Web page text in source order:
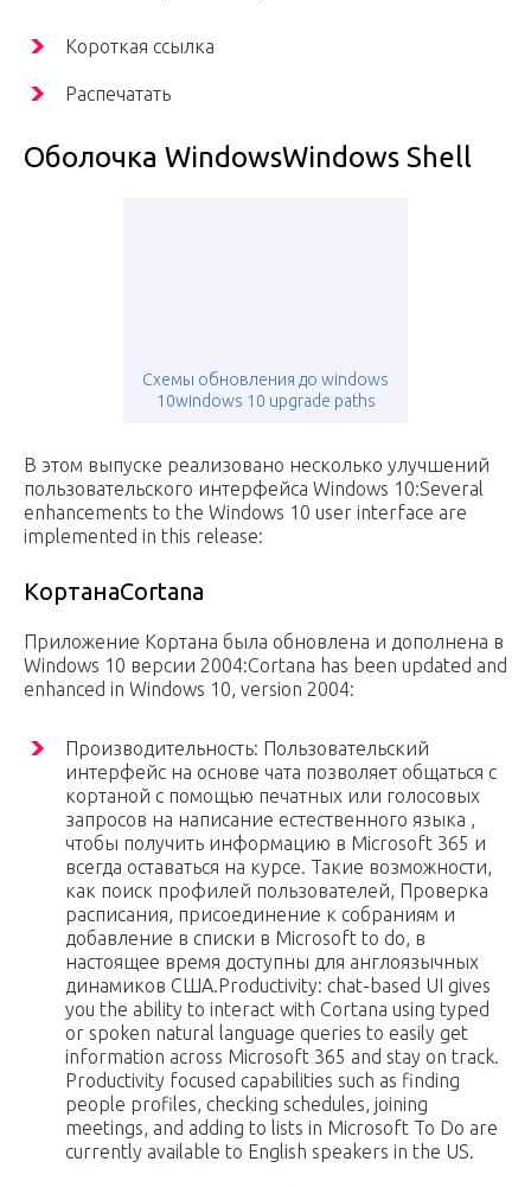
Короткая ссылка
Распечатать
Оболочка WindowsWindows Shell
Схемы обновления до windows
10windows 10 upgrade paths
В этом выпуске реализовано несколько улучшений
пользовательского интерфейса Windows 10:Several
enhancements to the Windows 10 user interface are
implemented in this release:
КортанаCortana
Приложение Кортана была обновлена и дополнена в
Windows 10 версии 2004:Cortana has been updated and
enhanced in Windows 10, version 2004:
Производительность: Пользовательский
интерфейс на основе чата позволяет общаться с
кортаной с помощью печатных или голосовых
запросов на написание естественного языка ,
чтобы получить информацию в Microsoft 365 и
всегда оставаться на курсе. Такие возможности,
как поиск профилей пользователей, Проверка
расписания, присоединение к собраниям и
добавление в списки в Microsoft to do, в
настоящее время доступны для англоязычных
динамиков США.Productivity: chat-based UI gives
you the ability to interact with Cortana using typed
or spoken natural language queries to easily get
information across Microsoft 365 and stay on track.
Productivity focused capabilities such as finding
people profiles, checking schedules, joining
meetings, and adding to lists in Microsoft To Do are
currently available to English speakers in the US.